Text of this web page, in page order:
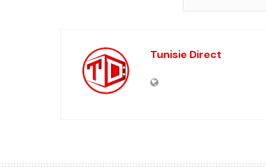
Tunisie Direct